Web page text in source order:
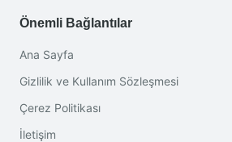
Önemli Bağlantılar
Ana Sayfa
Gizlilik ve Kullanım Sözleşmesi
Çerez Politikası
İletişim